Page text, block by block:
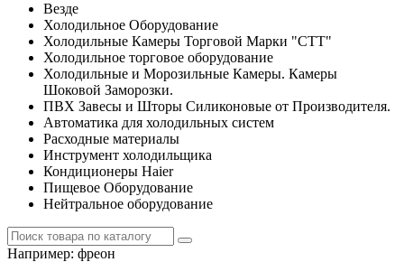
Везде
Холодильное Оборудование
Холодильные Камеры Торговой Марки "СТТ"
Холодильное торговое оборудование
Холодильные и Морозильные Камеры. Камеры
Шоковой Заморозки.
ПВХ Завесы и Шторы Силиконовые от Производителя.
Автоматика для холодильных систем
Расходные материалы
Инструмент холодильщика
Кондиционеры Haier
Пищевое Оборудование
Нейтральное оборудование
Например: фреон